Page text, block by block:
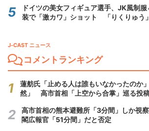
ドイツの美女フィギュア選手、JK風制
装で「激カワ」ショット 「りくりゅう
J-CAST ニュース
コメントランキング
蓮舫氏「止める人は誰もいなかったのか
然」 高市首相「上空から合掌」巡る投
高市首相の熊本避難所「3分間」しか視
閣広報官「51分間」だと否定